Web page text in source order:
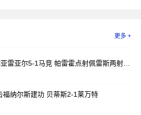
更多 +
福纳尔斯建功 贝蒂斯2-1莱万特